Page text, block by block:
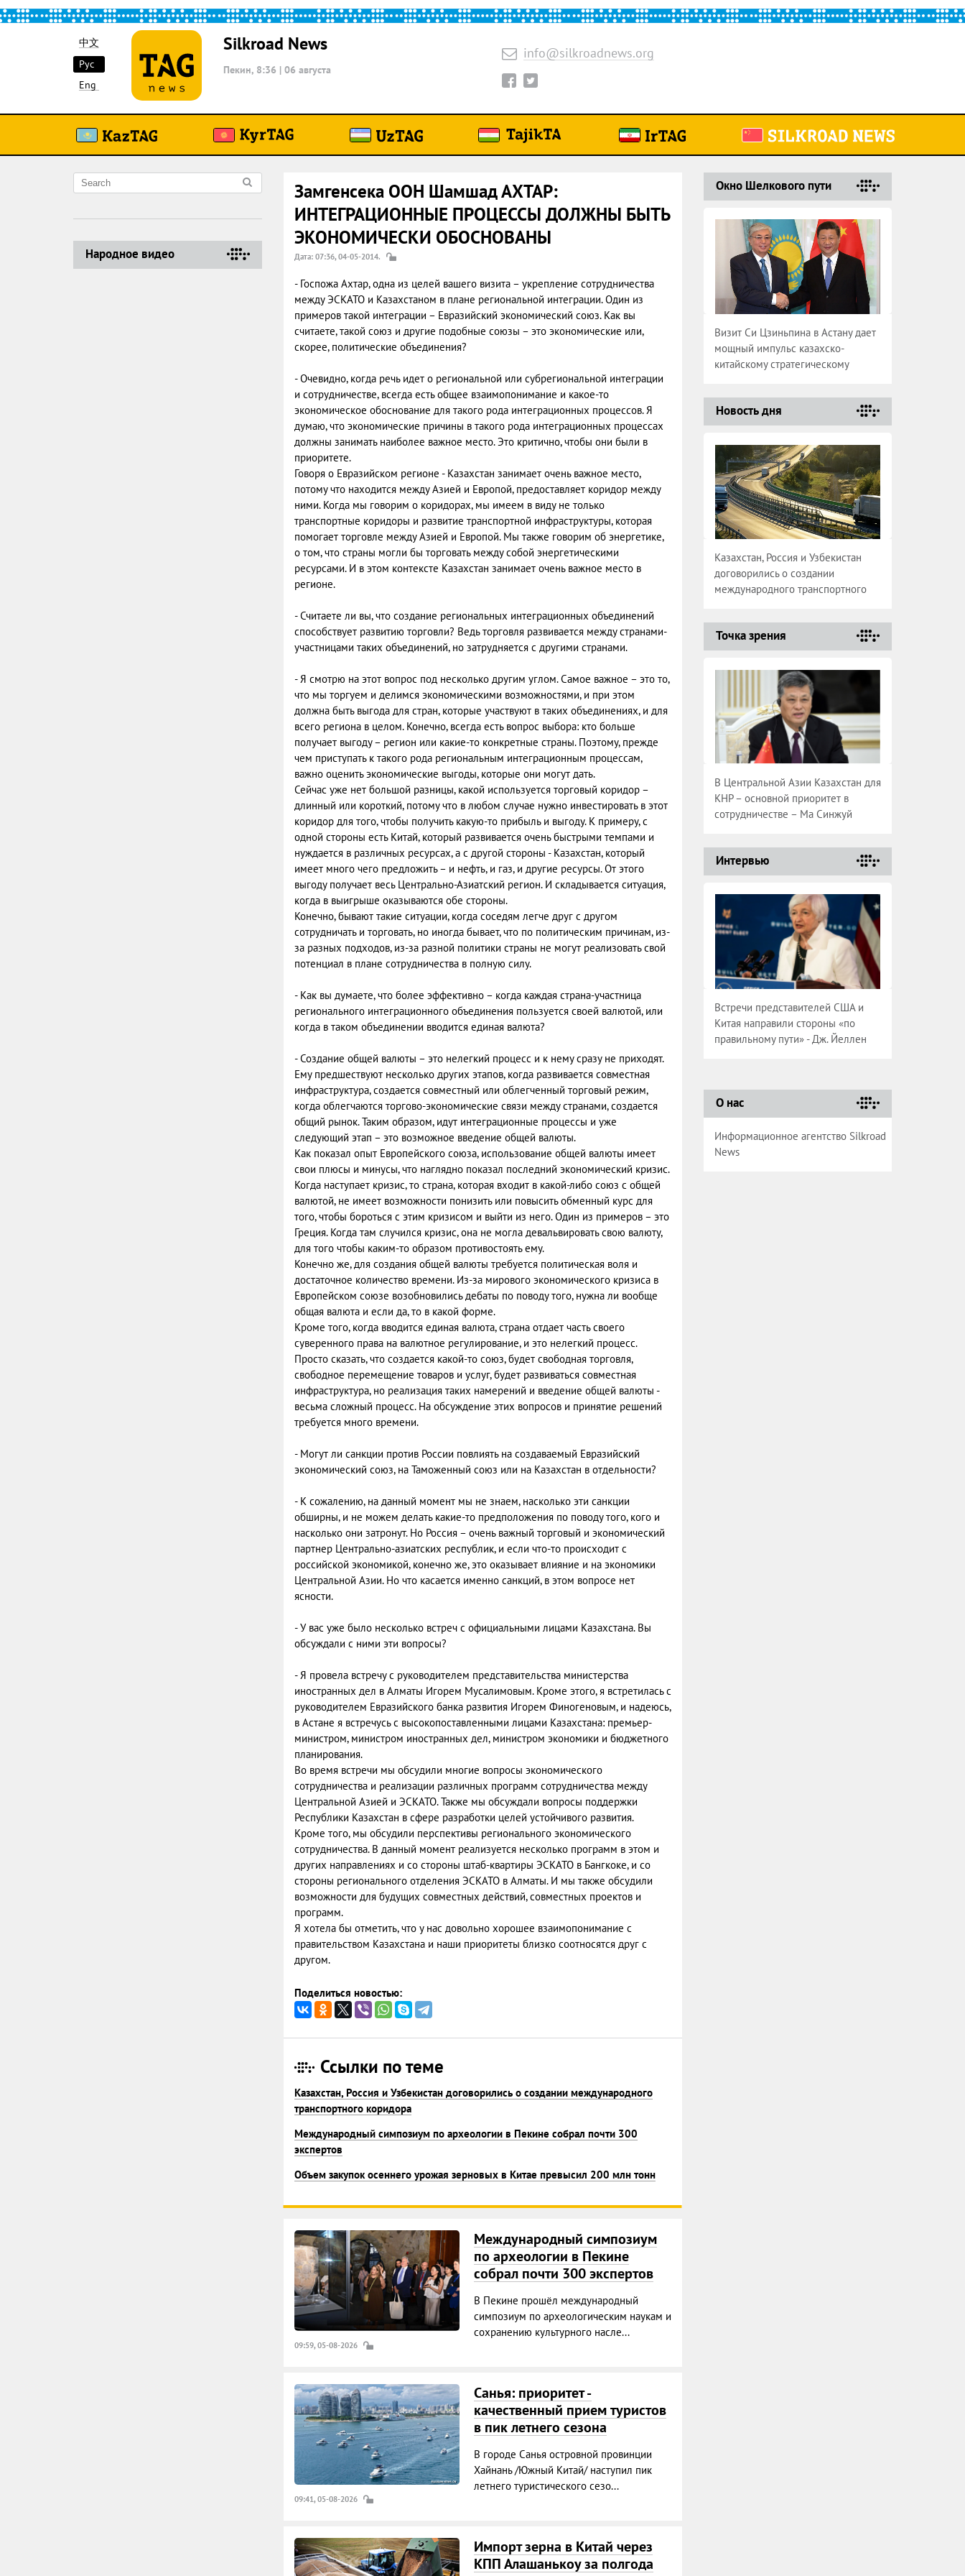
中文
Рус
Eng
Silkroad News
Пекин, 8:36 | 06 августа
info@silkroadnews.org
Народное видео
Замгенсека ООН Шамшад АХТАР:
ИНТЕГРАЦИОННЫЕ ПРОЦЕССЫ ДОЛЖНЫ БЫТЬ
ЭКОНОМИЧЕСКИ ОБОСНОВАНЫ
Дата: 07:36, 04-05-2014.
- Госпожа Ахтар, одна из целей вашего визита – укрепление сотрудничества
между ЭСКАТО и Казахстаном в плане региональной интеграции. Один из
примеров такой интеграции – Евразийский экономический союз. Как вы
считаете, такой союз и другие подобные союзы – это экономические или,
скорее, политические объединения?
- Очевидно, когда речь идет о региональной или субрегиональной интеграции
и сотрудничестве, всегда есть общее взаимопонимание и какое-то
экономическое обоснование для такого рода интеграционных процессов. Я
думаю, что экономические причины в такого рода интеграционных процессах
должны занимать наиболее важное место. Это критично, чтобы они были в
приоритете.
Говоря о Евразийском регионе - Казахстан занимает очень важное место,
потому что находится между Азией и Европой, предоставляет коридор между
ними. Когда мы говорим о коридорах, мы имеем в виду не только
транспортные коридоры и развитие транспортной инфраструктуры, которая
помогает торговле между Азией и Европой. Мы также говорим об энергетике,
о том, что страны могли бы торговать между собой энергетическими
ресурсами. И в этом контексте Казахстан занимает очень важное место в
регионе.
- Считаете ли вы, что создание региональных интеграционных объединений
способствует развитию торговли? Ведь торговля развивается между странами-
участницами таких объединений, но затрудняется с другими странами.
- Я смотрю на этот вопрос под несколько другим углом. Самое важное – это то,
что мы торгуем и делимся экономическими возможностями, и при этом
должна быть выгода для стран, которые участвуют в таких объединениях, и для
всего региона в целом. Конечно, всегда есть вопрос выбора: кто больше
получает выгоду – регион или какие-то конкретные страны. Поэтому, прежде
чем приступать к такого рода региональным интеграционным процессам,
важно оценить экономические выгоды, которые они могут дать.
Сейчас уже нет большой разницы, какой используется торговый коридор –
длинный или короткий, потому что в любом случае нужно инвестировать в этот
коридор для того, чтобы получить какую-то прибыль и выгоду. К примеру, с
одной стороны есть Китай, который развивается очень быстрыми темпами и
нуждается в различных ресурсах, а с другой стороны - Казахстан, который
имеет много чего предложить – и нефть, и газ, и другие ресурсы. От этого
выгоду получает весь Центрально-Азиатский регион. И складывается ситуация,
когда в выигрыше оказываются обе стороны.
Конечно, бывают такие ситуации, когда соседям легче друг с другом
сотрудничать и торговать, но иногда бывает, что по политическим причинам, из-
за разных подходов, из-за разной политики страны не могут реализовать свой
потенциал в плане сотрудничества в полную силу.
- Как вы думаете, что более эффективно – когда каждая страна-участница
регионального интеграционного объединения пользуется своей валютой, или
когда в таком объединении вводится единая валюта?
- Создание общей валюты – это нелегкий процесс и к нему сразу не приходят.
Ему предшествуют несколько других этапов, когда развивается совместная
инфраструктура, создается совместный или облегченный торговый режим,
когда облегчаются торгово-экономические связи между странами, создается
общий рынок. Таким образом, идут интеграционные процессы и уже
следующий этап – это возможное введение общей валюты.
Как показал опыт Европейского союза, использование общей валюты имеет
свои плюсы и минусы, что наглядно показал последний экономический кризис.
Когда наступает кризис, то страна, которая входит в какой-либо союз с общей
валютой, не имеет возможности понизить или повысить обменный курс для
того, чтобы бороться с этим кризисом и выйти из него. Один из примеров – это
Греция. Когда там случился кризис, она не могла девальвировать свою валюту,
для того чтобы каким-то образом противостоять ему.
Конечно же, для создания общей валюты требуется политическая воля и
достаточное количество времени. Из-за мирового экономического кризиса в
Европейском союзе возобновились дебаты по поводу того, нужна ли вообще
общая валюта и если да, то в какой форме.
Кроме того, когда вводится единая валюта, страна отдает часть своего
суверенного права на валютное регулирование, и это нелегкий процесс.
Просто сказать, что создается какой-то союз, будет свободная торговля,
свободное перемещение товаров и услуг, будет развиваться совместная
инфраструктура, но реализация таких намерений и введение общей валюты -
весьма сложный процесс. На обсуждение этих вопросов и принятие решений
требуется много времени.
- Могут ли санкции против России повлиять на создаваемый Евразийский
экономический союз, на Таможенный союз или на Казахстан в отдельности?
- К сожалению, на данный момент мы не знаем, насколько эти санкции
обширны, и не можем делать какие-то предположения по поводу того, кого и
насколько они затронут. Но Россия – очень важный торговый и экономический
партнер Центрально-азиатских республик, и если что-то происходит с
российской экономикой, конечно же, это оказывает влияние и на экономики
Центральной Азии. Но что касается именно санкций, в этом вопросе нет
ясности.
- У вас уже было несколько встреч с официальными лицами Казахстана. Вы
обсуждали с ними эти вопросы?
- Я провела встречу с руководителем представительства министерства
иностранных дел в Алматы Игорем Мусалимовым. Кроме этого, я встретилась с
руководителем Евразийского банка развития Игорем Финогеновым, и надеюсь,
в Астане я встречусь с высокопоставленными лицами Казахстана: премьер-
министром, министром иностранных дел, министром экономики и бюджетного
планирования.
Во время встречи мы обсудили многие вопросы экономического
сотрудничества и реализации различных программ сотрудничества между
Центральной Азией и ЭСКАТО. Также мы обсуждали вопросы поддержки
Республики Казахстан в сфере разработки целей устойчивого развития.
Кроме того, мы обсудили перспективы регионального экономического
сотрудничества. В данный момент реализуется несколько программ в этом и
других направлениях и со стороны штаб-квартиры ЭСКАТО в Бангкоке, и со
стороны регионального отделения ЭСКАТО в Алматы. И мы также обсудили
возможности для будущих совместных действий, совместных проектов и
программ.
Я хотела бы отметить, что у нас довольно хорошее взаимопонимание с
правительством Казахстана и наши приоритеты близко соотносятся друг с
другом.
Поделиться новостью:
Ссылки по теме
Казахстан, Россия и Узбекистан договорились о создании международного
транспортного коридора
Международный симпозиум по археологии в Пекине собрал почти 300
экспертов
Объем закупок осеннего урожая зерновых в Китае превысил 200 млн тонн
09:59, 05-08-2026
Международный симпозиум
по археологии в Пекине
собрал почти 300 экспертов
В Пекине прошёл международный
симпозиум по археологическим наукам и
сохранению культурного насле...
09:41, 05-08-2026
Санья: приоритет -
качественный прием туристов
в пик летнего сезона
В городе Санья островной провинции
Хайнань /Южный Китай/ наступил пик
летнего туристического сезо...
Импорт зерна в Китай через
КПП Алашанькоу за полгода
Окно Шелкового пути
Визит Си Цзиньпина в Астану дает
мощный импульс казахско-
китайскому стратегическому
Новость дня
Казахстан, Россия и Узбекистан
договорились о создании
международного транспортного
Точка зрения
В Центральной Азии Казахстан для
КНР – основной приоритет в
сотрудничестве – Ма Синжуй
Интервью
Встречи представителей США и
Китая направили стороны «по
правильному пути» - Дж. Йеллен
О нас
Информационное агентство Silkroad
News